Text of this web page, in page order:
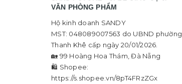
VĂN PHÒNG PHẨM
Hộ kinh doanh SANDY
MST: 048089007563 do UBND phường
Thanh Khê cấp ngày 20/01/2026.
🏡 99 Hoàng Hoa Thám, Đà Nẵng
🛍 Shopee:
https://s.shopee.vn/8pT4FRzZGx